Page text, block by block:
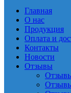
Главная
О нас
Продукция
Оплата и
Контакты
Новости
Отзывы